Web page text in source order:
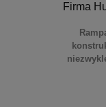
Firma